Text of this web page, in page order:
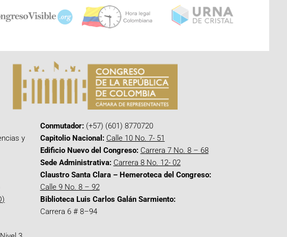
y
Conmutador:(+57) (601) 8770720
Capitolio Nacional: Calle 10 No. 7- 51
Edificio Nuevo del Congreso: Carrera 7 No. 8 – 68
Sede Administrativa: Carrera 8 No. 12- 02
Claustro Santa Clara – Hemeroteca del Congreso:
Calle 9 No. 8 – 92
Biblioteca Luis Carlos Galán Sarmiento:
Carrera 6 # 8–94